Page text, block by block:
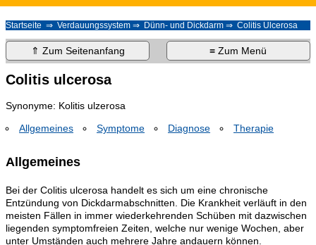
Startseite ⇒ Verdauungssystem ⇒ Dünn- und Dickdarm ⇒ Colitis Ulcerosa
⇑ Zum Seitenanfang ≡ Zum Menü
Colitis ulcerosa
Synonyme: Kolitis ulzerosa
Allgemeines
Symptome Diagnose Therapie
Allgemeines
Bei der Colitis ulcerosa handelt es sich um eine chronische
Entzündung von Dickdarmabschnitten. Die Krankheit verläuft in den
meisten Fällen in immer wiederkehrenden Schüben mit dazwischen
liegenden symptomfreien Zeiten, welche nur wenige Wochen, aber
unter Umständen auch mehrere Jahre andauern können.